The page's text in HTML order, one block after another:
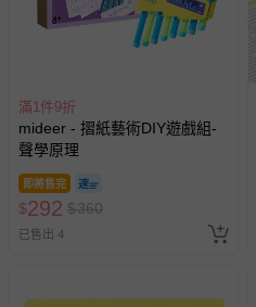
滿1件9折
mideer - 摺紙藝術DIY遊戲組-
聲學原理
即將售完
$292 $360
已售出 4